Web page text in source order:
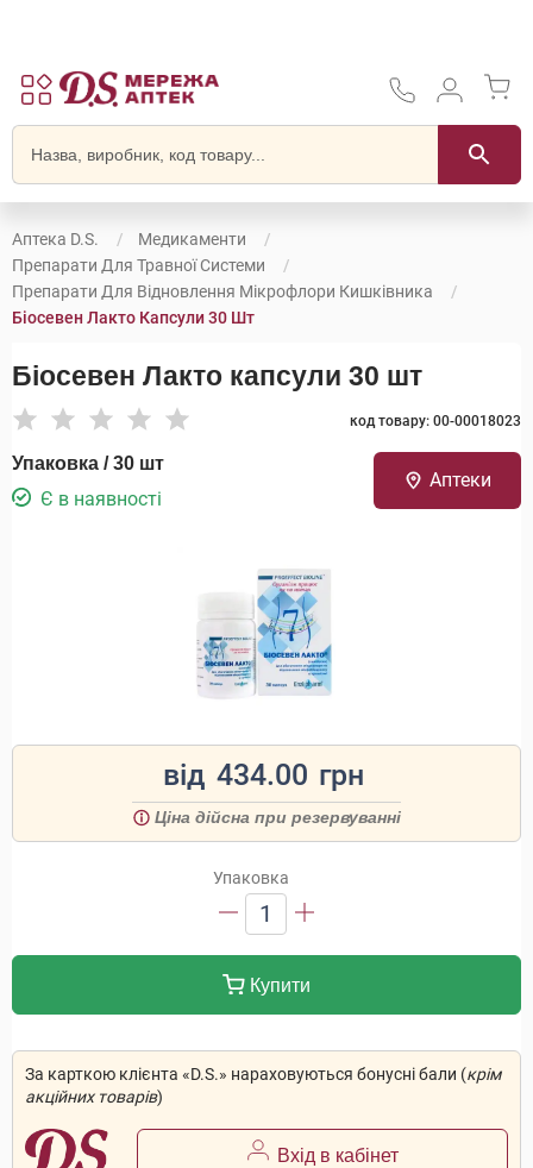
Аптека D.S.
Медикаменти
Препарати Для Травної Системи
Препарати Для Відновлення Мікрофлори Кишківника
Біосевен Лакто Капсули 30 Шт
Біосевен Лакто капсули 30 шт
код товару: 00-00018023
Упаковка / 30 шт
Є в наявності
Аптеки
від 434.00 грн
Ціна дійсна при резервуванні
Упаковка
1
Купити
За карткою клієнта «D.S.» нараховуються бонусні бали (крім
акційних товарів)
Вхід в кабінет